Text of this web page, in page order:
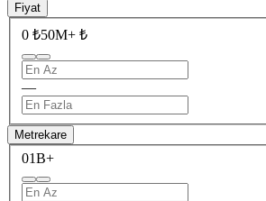
Fiyat
0 ₺50M+ ₺
—
Metrekare
01B+